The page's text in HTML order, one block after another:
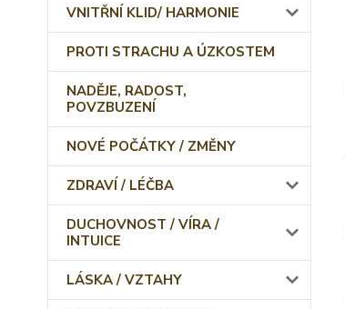
VNITŘNÍ KLID/ HARMONIE
PROTI STRACHU A ÚZKOSTEM
NADĚJE, RADOST,
POVZBUZENÍ
NOVÉ POČÁTKY / ZMĚNY
ZDRAVÍ / LÉČBA
DUCHOVNOST / VÍRA /
INTUICE
LÁSKA / VZTAHY